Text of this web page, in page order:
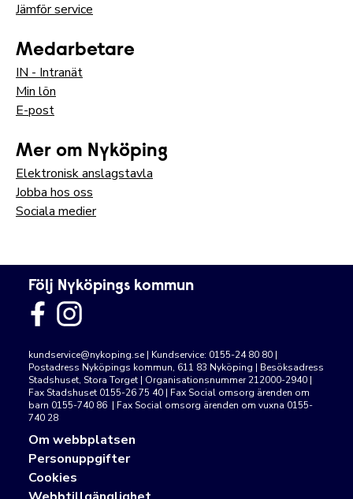
Jämför service
Medarbetare
IN - Intranät
Min lön
E-post
Mer om Nyköping
Elektronisk anslagstavla
Jobba hos oss
Sociala medier
Följ Nyköpings kommun
kundservice@nykoping.se | Kundservice: 0155-24 80 80 |
Postadress Nyköpings kommun, 611 83 Nyköping | Besöksadress
Stadshuset, Stora Torget | Organisationsnummer 212000-2940 |
Fax Stadshuset 0155-26 75 40 | Fax Social omsorg ärenden om
barn 0155-740 86 | Fax Social omsorg ärenden om vuxna 0155-
740 28
Om webbplatsen
Personuppgifter
Cookies